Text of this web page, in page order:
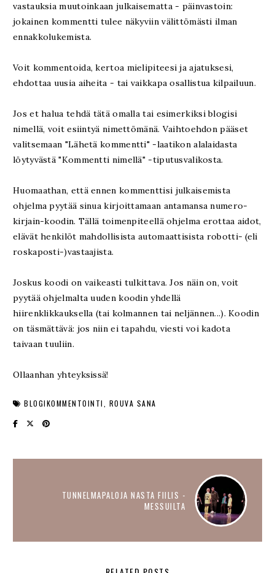
vastauksia muutoinkaan julkaisematta - päinvastoin:
jokainen kommentti tulee näkyviin välittömästi ilman
ennakkolukemista.
Voit kommentoida, kertoa mielipiteesi ja ajatuksesi,
ehdottaa uusia aiheita - tai vaikkapa osallistua kilpailuun.
Jos et halua tehdä tätä omalla tai esimerkiksi blogisi
nimellä, voit esiintyä nimettömänä. Vaihtoehdon pääset
valitsemaan "Lähetä kommentti" -laatikon alalaidasta
löytyvästä "Kommentti nimellä" -tiputusvalikosta.
Huomaathan, että ennen kommenttisi julkaisemista
ohjelma pyytää sinua kirjoittamaan antamansa numero-
kirjain-koodin. Tällä toimenpiteellä ohjelma erottaa aidot,
elävät henkilöt mahdollisista automaattisista robotti- (eli
roskaposti-)vastaajista.
Joskus koodi on vaikeasti tulkittava. Jos näin on, voit
pyytää ohjelmalta uuden koodin yhdellä
hiirenklikkauksella (tai kolmannen tai neljännen...). Koodin
on täsmättävä: jos niin ei tapahdu, viesti voi kadota
taivaan tuuliin.
Ollaanhan yhteyksissä!
BLOGIKOMMENTOINTI ROUVA SANA
TUNNELMAPALOJA NASTA FIILIS -
MESSUILTA